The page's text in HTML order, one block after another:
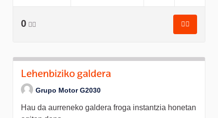
0 👍🏽
👍🏽
Lehenbiziko galdera
Grupo Motor G2030
Hau da aurreneko galdera froga instantzia honetan